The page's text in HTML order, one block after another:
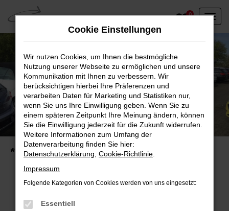
Zum
Hauptinhalt
springen
0
Unser Fahrzeugbestand vor Ort
Entdecken Sie unsere sofort verfügbaren
Fahrzeugangebote
Fehler: Network Error
Cookie Einstellungen
Wir nutzen Cookies, um Ihnen die bestmögliche
Nutzung unserer Webseite zu ermöglichen und unsere
Kommunikation mit Ihnen zu verbessern. Wir
berücksichtigen hierbei Ihre Präferenzen und
verarbeiten Daten für Marketing und Statistiken nur,
wenn Sie uns Ihre Einwilligung geben. Wenn Sie zu
einem späteren Zeitpunkt Ihre Meinung ändern, können
Sie die Einwilligung jederzeit für die Zukunft widerrufen.
Weitere Informationen zum Umfang der
Datenverarbeitung finden Sie hier:
Datenschutzerklärung Cookie-Richtlinie
Impressum
Folgende Kategorien von Cookies werden von uns eingesetzt:
Essentiell